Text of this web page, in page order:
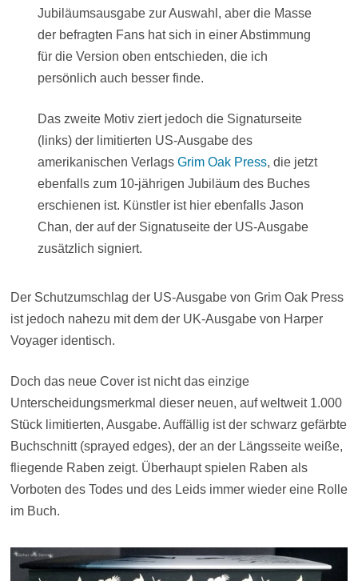
Jubiläumsausgabe zur Auswahl, aber die Masse
der befragten Fans hat sich in einer Abstimmung
für die Version oben entschieden, die ich
persönlich auch besser finde.
Das zweite Motiv ziert jedoch die Signaturseite
(links) der limitierten US-Ausgabe des
amerikanischen Verlags Grim Oak Press, die jetzt
ebenfalls zum 10-jährigen Jubiläum des Buches
erschienen ist. Künstler ist hier ebenfalls Jason
Chan, der auf der Signatuseite der US-Ausgabe
zusätzlich signiert.
Der Schutzumschlag der US-Ausgabe von Grim Oak Press
ist jedoch nahezu mit dem der UK-Ausgabe von Harper
Voyager identisch.
Doch das neue Cover ist nicht das einzige
Unterscheidungsmerkmal dieser neuen, auf weltweit 1.000
Stück limitierten, Ausgabe. Auffällig ist der schwarz gefärbte
Buchschnitt (sprayed edges), der an der Längsseite weiße,
fliegende Raben zeigt. Überhaupt spielen Raben als
Vorboten des Todes und des Leids immer wieder eine Rolle
im Buch.